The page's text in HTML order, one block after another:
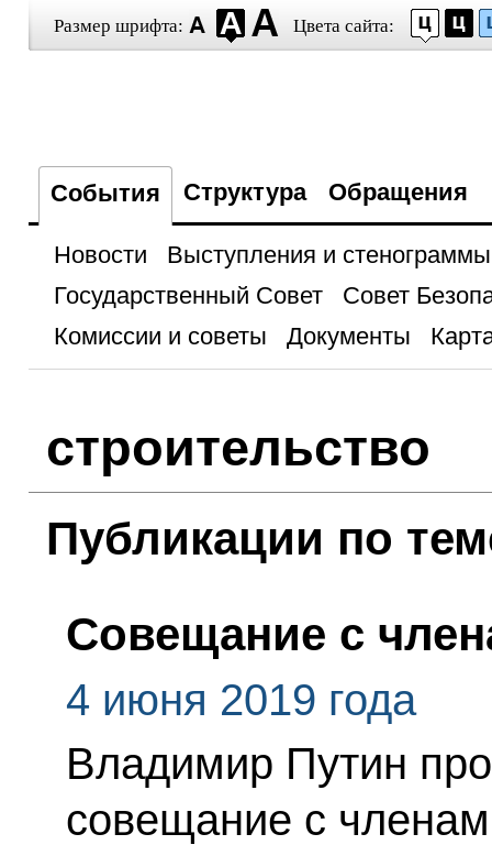
Размер шрифта: Цвета сайта:
События Структура Обращения
Новости
Выступления и стенограммы
Государственный Совет
Совет
Комиссии и советы
Документы
строительство
Публикации по
Совещание с
4 июня 2019 года
Владимир Путин
совещание с